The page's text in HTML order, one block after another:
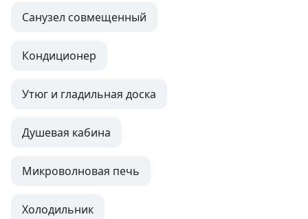
Санузел совмещенный
Кондиционер
Утюг и гладильная доска
Душевая кабина
Микроволновая печь
Холодильник